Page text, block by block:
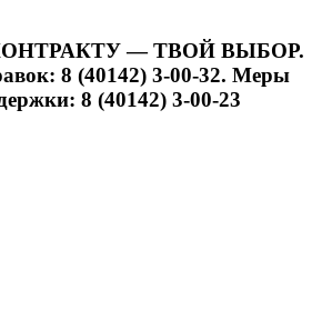
— ТВОЙ ВЫБОР.
8 (40142) 3-00-32. Меры
8 (40142) 3-00-23